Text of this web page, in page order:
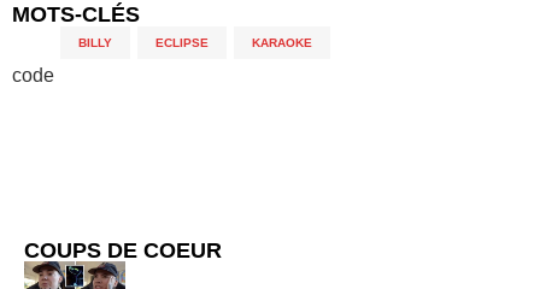
MOTS-CLÉS
BILLY ECLIPSE KARAOKE
code
COUPS DE COEUR